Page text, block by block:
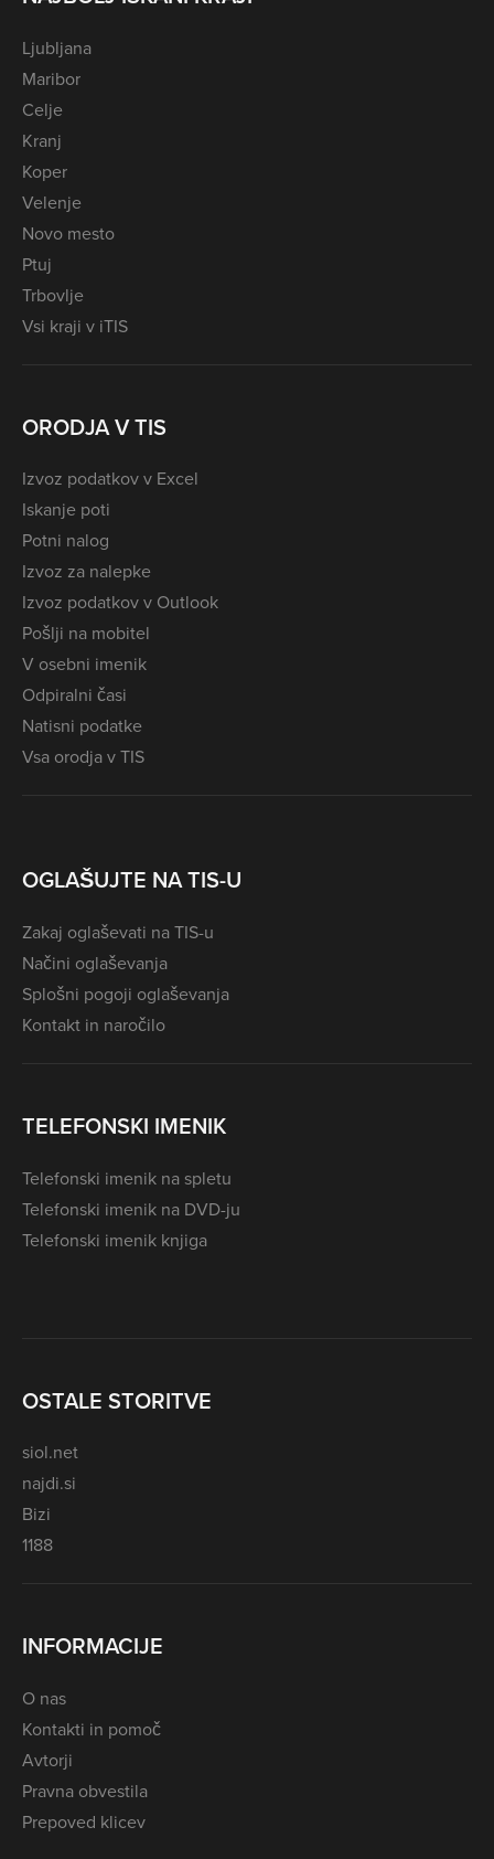
Ljubljana
Maribor
Celje
Kranj
Koper
Velenje
Novo mesto
Ptuj
Trbovlje
Vsi kraji v iTIS
ORODJA V TIS
Izvoz podatkov v Excel
Iskanje poti
Potni nalog
Izvoz za nalepke
Izvoz podatkov v Outlook
Pošlji na mobitel
V osebni imenik
Odpiralni časi
Natisni podatke
Vsa orodja v TIS
OGLAŠUJTE NA TIS-U
Zakaj oglaševati na TIS-u
Načini oglaševanja
Splošni pogoji oglaševanja
Kontakt in naročilo
TELEFONSKI IMENIK
Telefonski imenik na spletu
Telefonski imenik na DVD-ju
Telefonski imenik knjiga
OSTALE STORITVE
siol.net
najdi.si
Bizi
1188
INFORMACIJE
O nas
Kontakti in pomoč
Avtorji
Pravna obvestila
Prepoved klicev